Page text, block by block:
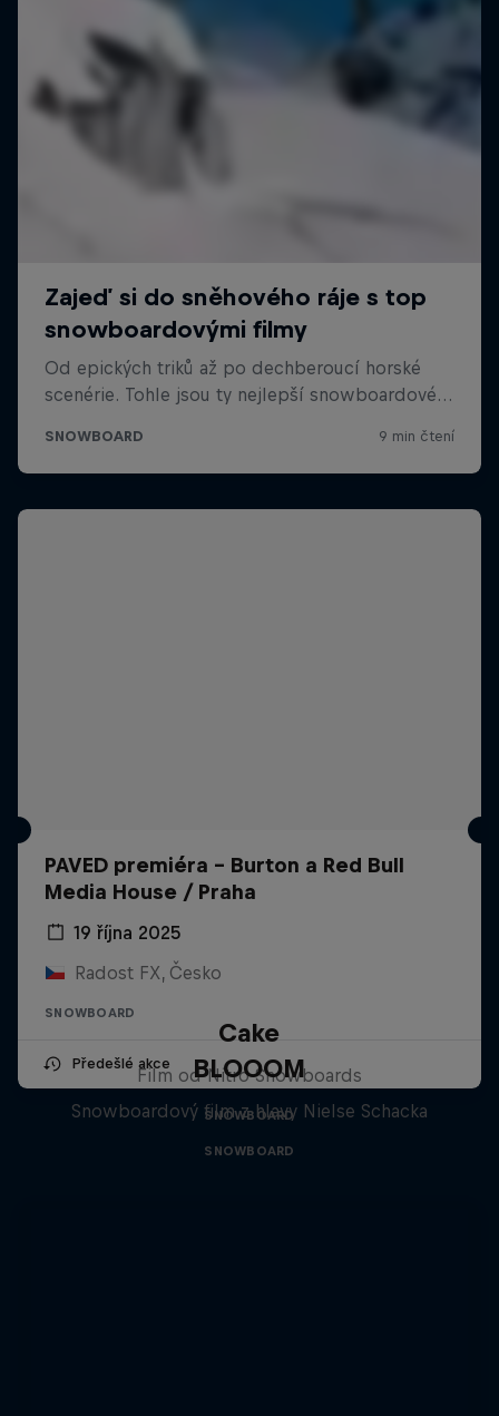
PAVED premiéra - Burton a Red Bull
Media House / Praha
19 října 2025
Radost FX, Česko
SNOWBOARD
Předešlé akce
Cake
Film od Nitro Snowboards
SNOWBOARD
BLOOOM
Snowboardový film z hlavy Nielse Schacka
SNOWBOARD